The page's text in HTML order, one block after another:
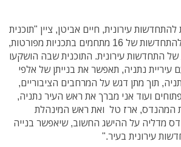
עירונית, חיים אביטן, ציין "תוכנית
המתאר מהווה מסגרת להתחדשות של 16 מתחמים בתכניות מפורטות,
של התחדשות עירונית. התוכנית שבה הושקעו
עם עיריית נתניה, תאפשר את בנייתן של אלפי
תוך מתן דגש על המרחבים הציבוריים,
ועוד אני מברך את ראש העיר נתניה,
המהנדס, ארז טל ואת ראש המינהלת
מדליה על ההישג החשוב, שיאפשר בנייה
עירונית בעיר."